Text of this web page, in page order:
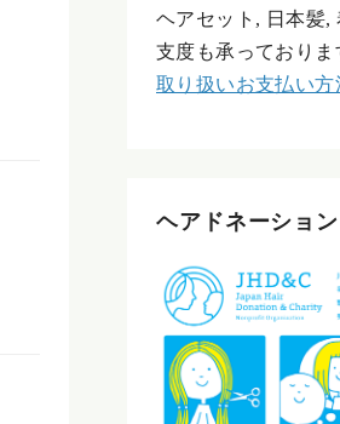
ヘアセット, 日本髪,
支度も承っておりま
取り扱いお支払い
ヘアドネーション